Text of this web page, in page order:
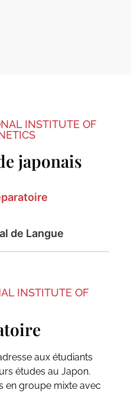
INSTITUTE OF
japonais
de Langue
INSTITUTE OF
aux étudiants
études au Japon.
en groupe mixte avec